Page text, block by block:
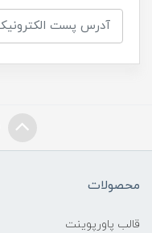
محصولات
قالب پاورپوینت